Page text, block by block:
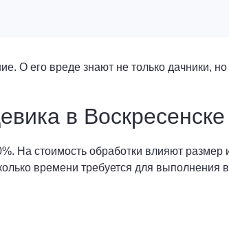
О его вреде знают не только дачники,
в Воскресенске
На стоимость обработки влияют размер
времени требуется для